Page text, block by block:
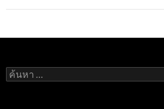
ค้นหา
สำหรับ: